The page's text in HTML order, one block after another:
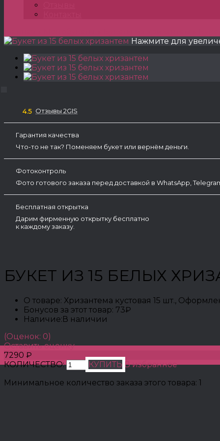
Нажмите для
4.5 Отзывы 2GIS
Гарантия качества
Что-то не так? Поменяем букет или вернём деньги.
Фотоконтроль
Фото готового заказа перед доставкой в WhatsApp,
Бесплатная открытка
Дарим фирменную открытку бесплатно
к каждому заказу.
БУКЕТ ИЗ 15 БЕЛЫХ
О товаре: Хризантема кустовая 15 шт.,
Бонусов за этот товар: 73₽
Наличие:В наличии
(Оценок: 0)
Оставить оценку
7290 ₽
КОЛИЧЕСТВО:
КУПИТЬ В избранное
Минимальное количество заказа этого товара: 1